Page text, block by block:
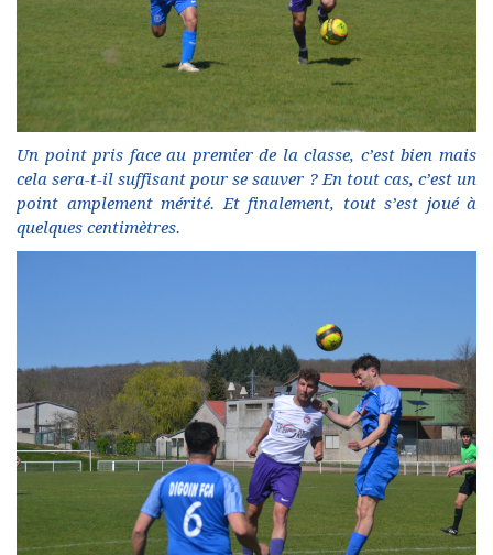
Un point pris face au premier de la classe, c’est bien mais
cela sera-t-il suffisant pour se sauver ? En tout cas, c’est un
point amplement mérité. Et finalement, tout s’est joué à
quelques centimètres.